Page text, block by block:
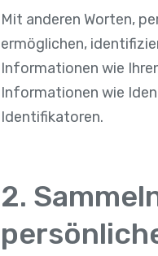
Mit anderen Worten,
ermöglichen,
Informationen wie
Informationen wie
Identifikatoren.
2.